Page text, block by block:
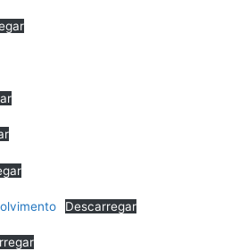
Descarregar